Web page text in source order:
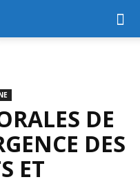
DE
DES
ET